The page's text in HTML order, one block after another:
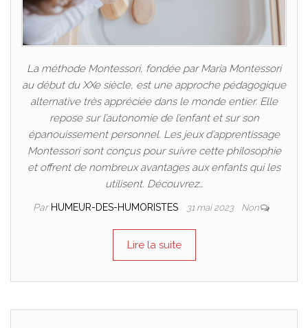
La méthode Montessori, fondée par Maria Montessori
au début du XXe siècle, est une approche pédagogique
alternative très appréciée dans le monde entier. Elle
repose sur l’autonomie de l’enfant et sur son
épanouissement personnel. Les jeux d’apprentissage
Montessori sont conçus pour suivre cette philosophie
et offrent de nombreux avantages aux enfants qui les
utilisent. Découvrez…
Par HUMEUR-DES-HUMORISTES 31 mai 2023 Non
Lire la suite